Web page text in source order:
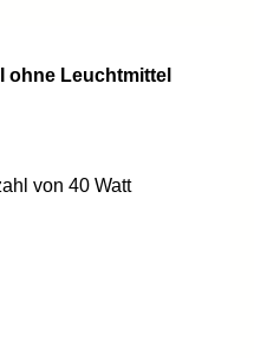
ohne Leuchtmittel
von 40 Watt